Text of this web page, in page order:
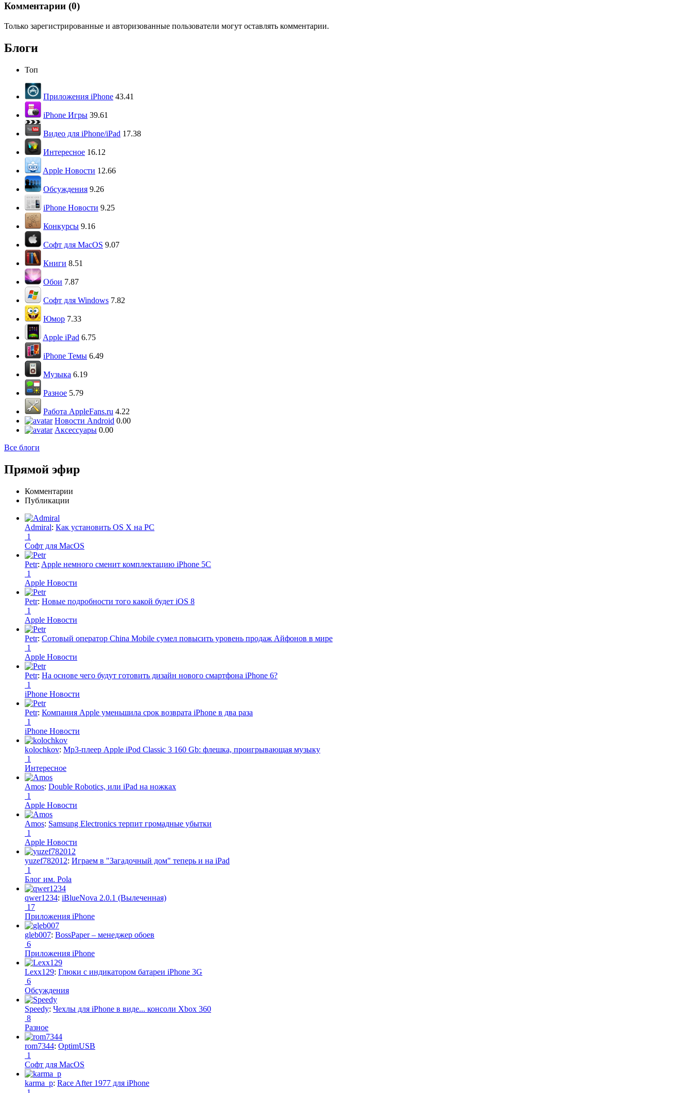
Комментарии (0)
Только зарегистрированные и авторизованные пользователи могут оставлять комментарии.
Блоги
Топ
Приложения iPhone 43.41
iPhone Игры 39.61
Видео для iPhone/iPad 17.38
Интересное 16.12
Apple Новости 12.66
Обсуждения 9.26
iPhone Новости 9.25
Конкурсы 9.16
Софт для MacOS 9.07
Книги 8.51
Обои 7.87
Софт для Windows 7.82
Юмор 7.33
Apple iPad 6.75
iPhone Темы 6.49
Музыка 6.19
Разное 5.79
Работа AppleFans.ru 4.22
Новости Android 0.00
Аксессуары 0.00
Все блоги
Прямой эфир
Комментарии
Публикации
Admiral: Как установить OS X на PC
1
Софт для MacOS
Petr: Apple немного сменит комплектацию iPhone 5C
1
Apple Новости
Petr: Новые подробности того какой будет iOS 8
1
Apple Новости
Petr: Сотовый оператор China Mobile сумел повысить уровень продаж Айфонов в мире
1
Apple Новости
Petr: На основе чего будут готовить дизайн нового смартфона iPhone 6?
1
iPhone Новости
Petr: Компания Apple уменьшила срок возврата iPhone в два раза
1
iPhone Новости
kolochkov: Mp3-плеер Apple iPod Classic 3 160 Gb: флешка, проигрывающая музыку
1
Интересное
Amos: Double Robotics, или iPad на ножках
1
Apple Новости
Amos: Samsung Electronics терпит громадные убытки
1
Apple Новости
yuzef782012: Играем в "Загадочный дом" теперь и на iPad
1
Блог им. Pola
qwer1234: iBlueNova 2.0.1 (Вылеченная)
17
Приложения iPhone
gleb007: BossPaper – менеджер обоев
6
Приложения iPhone
Lexx129: Глюки с индикатором батареи iPhone 3G
6
Обсуждения
Speedy: Чехлы для iPhone в виде... консоли Xbox 360
8
Разное
rom7344: OptimUSB
1
Софт для MacOS
karma_p: Race After 1977 для iPhone